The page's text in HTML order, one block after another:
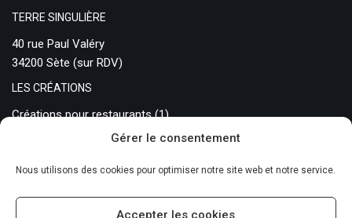
Gérer le consentement
Nous utilisons des cookies pour optimiser notre site web et notre service.
Accepter les cookies
TERRE SINGULIÈRE
40 rue Paul Valéry
34200 Sète (sur RDV)
LES CRÉATIONS
Créations pour restaurants (1)
Créations sur commande (0)
Pièces traditionnelles (11)